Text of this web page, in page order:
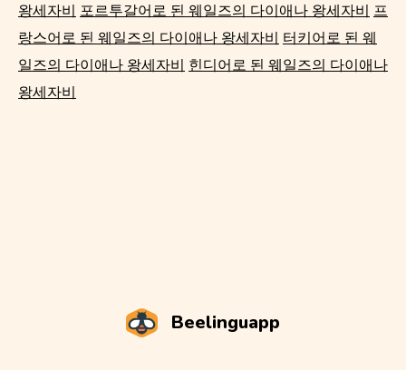
왕세자비 포르투갈어로 된 웨일즈의 다이애나 왕세자비 프
랑스어로 된 웨일즈의 다이애나 왕세자비 터키어로 된 웨
일즈의 다이애나 왕세자비 힌디어로 된 웨일즈의 다이애나
왕세자비
Beelinguapp